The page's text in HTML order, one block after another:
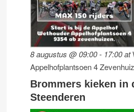
8 augustus @ 09:00- 17:00at
Appelhofplantsoen 4
Brommers kieken in
Steenderen